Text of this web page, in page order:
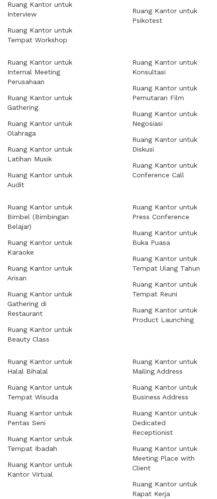
Ruang Kantor untuk
Interview
Ruang Kantor untuk
Tempat Workshop
Ruang Kantor untuk
Psikotest
Ruang Kantor untuk
Internal Meeting
Perusahaan
Ruang Kantor untuk
Gathering
Ruang Kantor untuk
Olahraga
Ruang Kantor untuk
Latihan Musik
Ruang Kantor untuk
Audit
Ruang Kantor untuk
Konsultasi
Ruang Kantor untuk
Pemutaran Film
Ruang Kantor untuk
Negosiasi
Ruang Kantor untuk
Diskusi
Ruang Kantor untuk
Conference Call
Ruang Kantor untuk
Bimbel (Bimbingan
Belajar)
Ruang Kantor untuk
Karaoke
Ruang Kantor untuk
Arisan
Ruang Kantor untuk
Gathering di
Restaurant
Ruang Kantor untuk
Beauty Class
Ruang Kantor untuk
Press Conference
Ruang Kantor untuk
Buka Puasa
Ruang Kantor untuk
Tempat Ulang Tahun
Ruang Kantor untuk
Tempat Reuni
Ruang Kantor untuk
Product Launching
Ruang Kantor untuk
Halal Bihalal
Ruang Kantor untuk
Tempat Wisuda
Ruang Kantor untuk
Pentas Seni
Ruang Kantor untuk
Tempat Ibadah
Ruang Kantor untuk
Kantor Virtual
Ruang Kantor untuk
Mailing Address
Ruang Kantor untuk
Business Address
Ruang Kantor untuk
Dedicated
Receptionist
Ruang Kantor untuk
Meeting Place with
Client
Ruang Kantor untuk
Rapat Kerja